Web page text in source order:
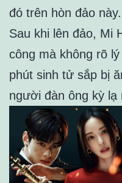
đó trên hòn đảo này.
Sau khi lên đảo, Mi
công mà không rõ
phút sinh tử sắp bị
người đàn ông kỳ lạ